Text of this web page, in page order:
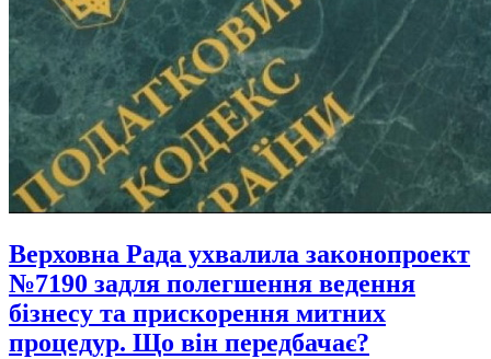
Верховна Рада ухвалила законопроект
№7190 задля полегшення ведення
бізнесу та прискорення митних
процедур. Що він передбачає?